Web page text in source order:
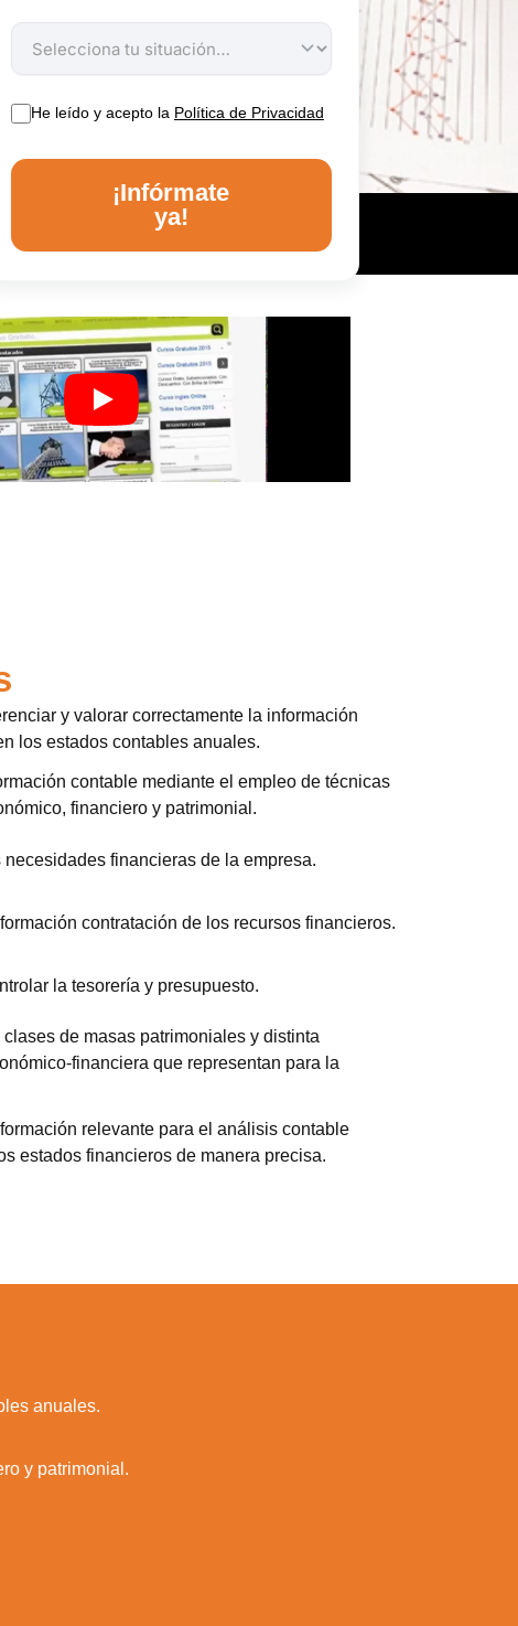
He leído y acepto la Política de Privacidad
¡Infórmate
ya!
y valorar correctamente la información
los estados contables anuales.
contable mediante el empleo de técnicas
financiero y patrimonial.
necesidades financieras de la empresa.
contratación de los recursos financieros.
la tesorería y presupuesto.
de masas patrimoniales y distinta
financiera que representan para la
relevante para el análisis contable
estados financieros de manera precisa.
anuales.
y patrimonial.